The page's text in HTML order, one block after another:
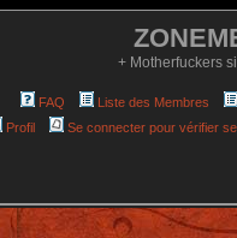
+ Motherfuckers
FAQ Liste des Membres
Profil
Se connecter pour vérifier